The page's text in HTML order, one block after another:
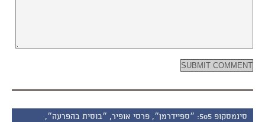
סינמסקופ 505: ״ספיידרמן״, פרסי אופיר, ״בוסית בהפרעה״,